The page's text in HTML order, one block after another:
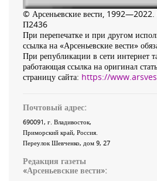
© Арсеньевские вести, 1992—2022.
П2436
При перепечатке и при другом
ссылка на «Арсеньевские вести»
При републикации в сети интернет
работающая ссылка на оригинал
страницу сайта: https://
Почтовый адрес:
690091, г. Владивосток,
Приморский край, Россия
Переулок Шевченко, дом 9, 27
Редакция газеты
«Арсеньевские вести»: